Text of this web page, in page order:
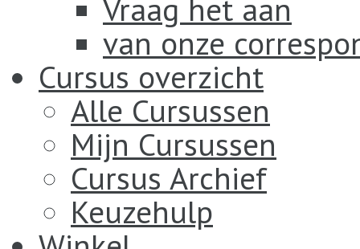
Vraag het aan
van onze
Cursus overzicht
Alle Cursussen
Mijn Cursussen
Cursus Archief
Keuzehulp